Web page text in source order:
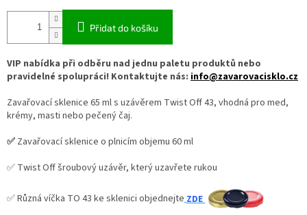
Přidat do košíku
VIP nabídka při odběru nad jednu paletu produktů nebo
pravidelné spolupráci! Kontaktujte nás: info@zavarovacisklo.cz
Zavařovací sklenice 65 ml s uzávěrem Twist Off 43, vhodná pro med,
krémy, masti nebo pečený čaj.
✅ Zavařovací sklenice o plnicím objemu 60 ml
✅ Twist Off šroubový uzávěr, který uzavřete rukou
✅ Různá víčka TO 43 ke sklenici objednejte ZDE